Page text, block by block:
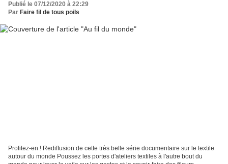
Publié le 07/12/2020 à 22:29
Par Faire fil de tous poils
Profitez-en ! Rediffusion de cette très belle série documentaire sur le textile
autour du monde Poussez les portes d'ateliers textiles à l'autre bout du